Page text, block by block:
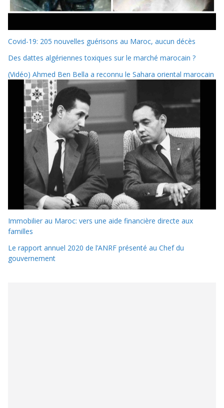
Covid-19: 205 nouvelles guérisons au Maroc, aucun décès
Des dattes algériennes toxiques sur le marché marocain ?
(Vidéo) Ahmed Ben Bella a reconnu le Sahara oriental marocain
Immobilier au Maroc: vers une aide financière directe aux
familles
Le rapport annuel 2020 de l’ANRF présenté au Chef du
gouvernement